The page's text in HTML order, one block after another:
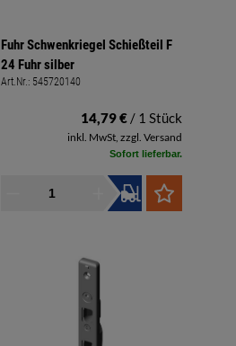
Fuhr Schwenkriegel Schießteil F
24 Fuhr silber
Art.Nr.: 545720140
14,79 € / 1 Stück
inkl. MwSt, zzgl. Versand
Sofort lieferbar.